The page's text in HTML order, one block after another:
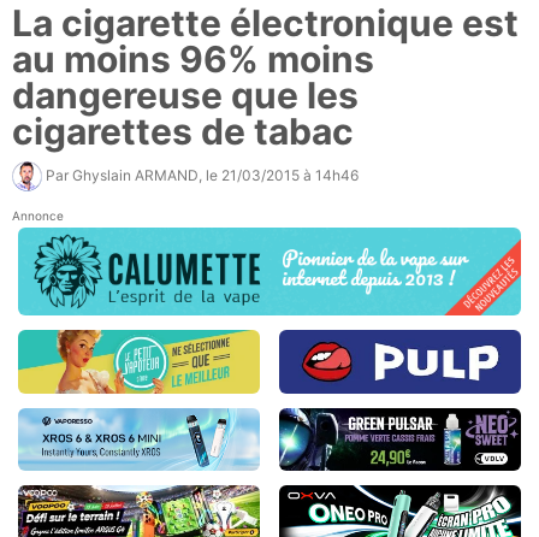
La cigarette électronique est
au moins 96% moins
dangereuse que les
cigarettes de tabac
Par Ghyslain ARMAND , le 21/03/2015 à 14h46
Annonce